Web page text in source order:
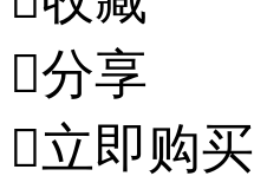
分享
立即购买